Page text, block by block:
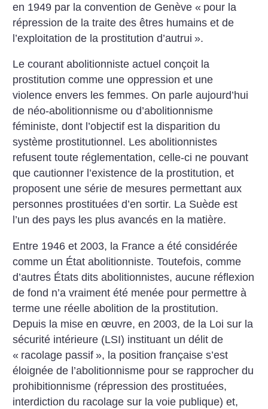
en 1949 par la convention de Genève « pour la
répression de la traite des êtres humains et de
l’exploitation de la prostitution d’autrui ».
Le courant abolitionniste actuel conçoit la
prostitution comme une oppression et une
violence envers les femmes. On parle aujourd’hui
de néo-abolitionnisme ou d’abolitionnisme
féministe, dont l’objectif est la disparition du
système prostitutionnel. Les abolitionnistes
refusent toute réglementation, celle-ci ne pouvant
que cautionner l’existence de la prostitution, et
proposent une série de mesures permettant aux
personnes prostituées d’en sortir. La Suède est
l’un des pays les plus avancés en la matière.
Entre 1946 et 2003, la France a été considérée
comme un État abolitionniste. Toutefois, comme
d’autres États dits abolitionnistes, aucune réflexion
de fond n’a vraiment été menée pour permettre à
terme une réelle abolition de la prostitution.
Depuis la mise en œuvre, en 2003, de la Loi sur la
sécurité intérieure (LSI) instituant un délit de
« racolage passif », la position française s’est
éloignée de l’abolitionnisme pour se rapprocher du
prohibitionnisme (répression des prostituées,
interdiction du racolage sur la voie publique) et,